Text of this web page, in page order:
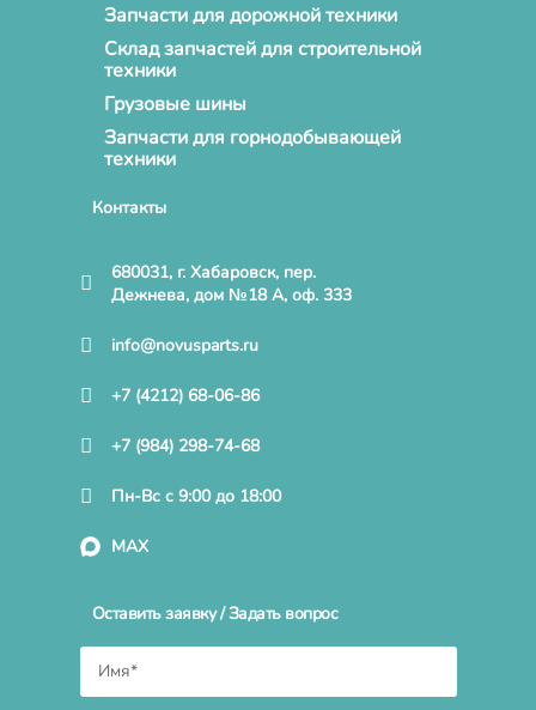
Запчасти для дорожной техники
Склад запчастей для строительной
техники
Грузовые шины
Запчасти для горнодобывающей
техники
Контакты
680031, г. Хабаровск, пер.
Дежнева, дом №18 А, оф. 333
info@novusparts.ru
+7 (4212) 68-06-86
+7 (984) 298-74-68
Пн-Вс с 9:00 до 18:00
MAX
Оставить заявку / Задать вопрос